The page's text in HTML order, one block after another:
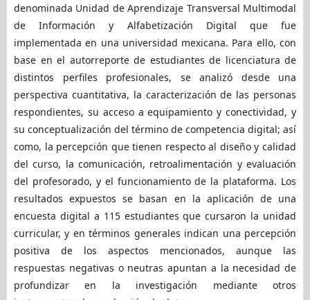
denominada Unidad de Aprendizaje Transversal Multimodal
de Información y Alfabetización Digital que fue
implementada en una universidad mexicana. Para ello, con
base en el autorreporte de estudiantes de licenciatura de
distintos perfiles profesionales, se analizó desde una
perspectiva cuantitativa, la caracterización de las personas
respondientes, su acceso a equipamiento y conectividad, y
su conceptualización del término de competencia digital; así
como, la percepción que tienen respecto al diseño y calidad
del curso, la comunicación, retroalimentación y evaluación
del profesorado, y el funcionamiento de la plataforma. Los
resultados expuestos se basan en la aplicación de una
encuesta digital a 115 estudiantes que cursaron la unidad
curricular, y en términos generales indican una percepción
positiva de los aspectos mencionados, aunque las
respuestas negativas o neutras apuntan a la necesidad de
profundizar en la investigación mediante otros